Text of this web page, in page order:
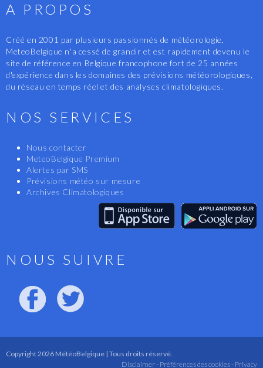
A PROPOS
Créé en 2001 par plusieurs passionnés de météorologie,
MeteoBelgique n'a cessé de grandir et est rapidement devenu le
site de référence en Belgique francophone fort de 25 années
d'expérience dans les domaines des prévisions météorologiques,
du réseau en temps réel et des analyses climatologiques.
NOS SERVICES
Nous contacter
MeteoBelgique Premium
Alertes par SMS
Prévisions météo sur mesure
Archives Climatologiques
NOUS SUIVRE
Copyright 2026 MétéoBelgique | Tous droits réservé.
Privacy
Préférences des cookies -
Disclaimer -